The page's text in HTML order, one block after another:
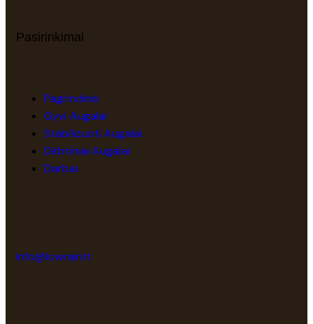
Pasirinkimai
Pagrindinis
Gyvi Augalai
Stabilizuoti Augalai
Dirbtiniai Augalai
Darbai
info@lowrain.lt